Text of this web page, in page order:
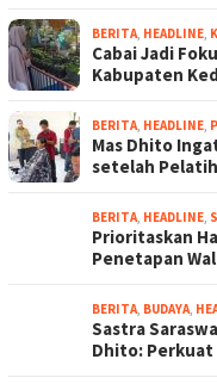
BERITA, HEADLINE,
Cabai Jadi
Kabupaten
BERITA, HEADLINE,
Mas Dhito
setelah
BERITA, HEADLINE,
Prioritaskan
Penetapan
BERITA, BUDAYA,
Sastra
Dhito: